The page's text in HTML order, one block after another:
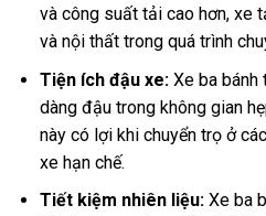
và công suất tải cao hơn, xe
và nội thất trong quá trình
Tiện ích đậu xe: Xe ba bánh
dàng đậu trong không gian
này có lợi khi chuyển trọ ở
xe hạn chế.
Tiết kiệm nhiên liệu: Xe ba